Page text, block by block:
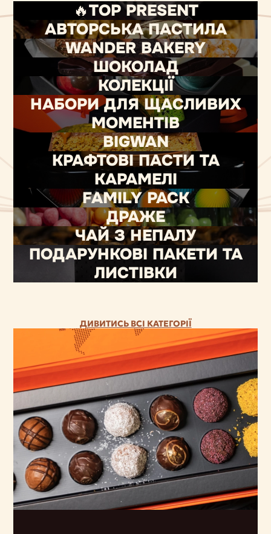
🔥TOP PRESENT
АВТОРСЬКА ПАСТИЛА
WANDER BAKERY
ШОКОЛАД
КОЛЕКЦІЇ
НАБОРИ ДЛЯ ЩАСЛИВИХ
МОМЕНТІВ
BIGWAN
КРАФТОВІ ПАСТИ ТА
КАРАМЕЛІ
FAMILY PACK
ДРАЖЕ
ЧАЙ З НЕПАЛУ
ПОДАРУНКОВІ ПАКЕТИ ТА
ЛИСТІВКИ
ДИВИТИСЬ ВСІ КАТЕГОРІЇ